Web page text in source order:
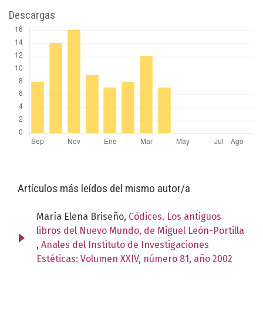
Descargas
Artículos más leídos del mismo autor/a
María Elena Briseño, Códices. Los antiguos
libros del Nuevo Mundo, de Miguel León-Portilla
, Anales del Instituto de Investigaciones
Estéticas: Volumen XXIV, número 81, año 2002